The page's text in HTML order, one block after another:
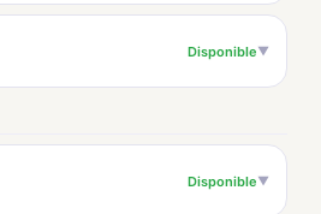
Disponible▼
Disponible▼